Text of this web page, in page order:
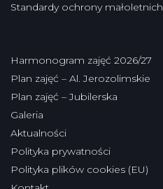
Standardy ochrony małoletnich
Harmonogram zajęć 2026/27
Plan zajęć – Al. Jerozolimskie
Plan zajęć – Jubilerska
Galeria
Aktualności
Polityka prywatności
Polityka plików cookies (EU)